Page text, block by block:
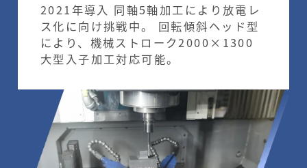
2021年導入 同軸5軸加工により放電レ
ス化に向け挑戦中。 回転傾斜ヘッド型
により、機械ストローク2000×1300
大型入子加工対応可能。